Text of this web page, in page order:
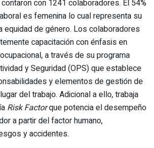
con 1241 colaboradores. El 54%
es femenina lo cual representa su
equidad de género. Los colaboradores
capacitación con énfasis en
a través de su programa
y Seguridad (OPS) que establece
y elementos de gestión de
del trabajo. Adicional a ello, trabaja
Risk Factorque potencia el desempeño
a partir del factor humano,
y accidentes.